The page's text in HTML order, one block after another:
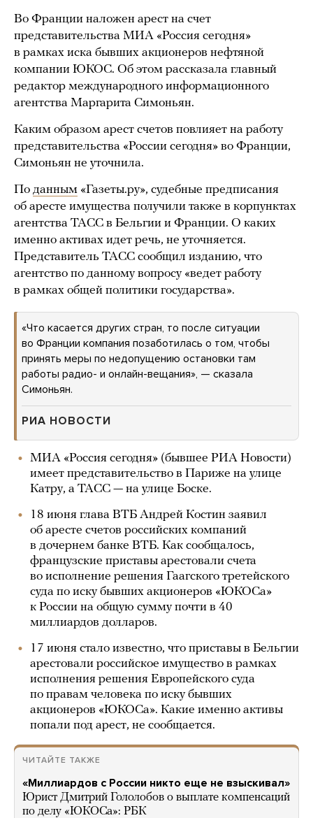
Во Франции наложен арест на счет
представительства МИА «Россия сегодня»
в рамках иска бывших акционеров нефтяной
компании ЮКОС. Об этом рассказала главный
редактор международного информационного
агентства Маргарита Симоньян.
Каким образом арест счетов повлияет на работу
представительства «России сегодня» во Франции,
Симоньян не уточнила.
По данным «Газеты.ру», судебные предписания
об аресте имущества получили также в корпунктах
агентства ТАСС в Бельгии и Франции. О каких
именно активах идет речь, не уточняется.
Представитель ТАСС сообщил изданию, что
агентство по данному вопросу «ведет работу
в рамках общей политики государства».
«Что касается других стран, то после ситуации
во Франции компания позаботилась о том, чтобы
принять меры по недопущению остановки там
работы радио- и онлайн-вещания», — сказала
Симоньян.
РИА НОВОСТИ
МИА «Россия сегодня» (бывшее РИА Новости)
имеет представительство в Париже на улице
Катру, а ТАСС — на улице Боске.
18 июня глава ВТБ Андрей Костин заявил
об аресте счетов российских компаний
в дочернем банке ВТБ. Как сообщалось,
французские приставы арестовали счета
во исполнение решения Гаагского третейского
суда по иску бывших акционеров «ЮКОСа»
к России на общую сумму почти в 40
миллиардов долларов.
17 июня стало известно, что приставы в Бельгии
арестовали российское имущество в рамках
исполнения решения Европейского суда
по правам человека по иску бывших
акционеров «ЮКОСа». Какие именно активы
попали под арест, не сообщается.
ЧИТАЙТЕ ТАКЖЕ
«Миллиардов с России никто еще не взыскивал»
Юрист Дмитрий Гололобов о выплате компенсаций
по делу «ЮКОСа»: РБК